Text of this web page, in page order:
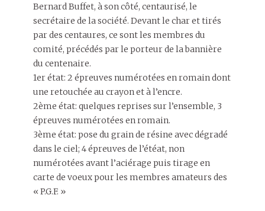
Bernard Buffet, à son côté, centaurisé, le
secrétaire de la société. Devant le char et tirés
par des centaures, ce sont les membres du
comité, précédés par le porteur de la bannière
du centenaire.
1er état: 2 épreuves numérotées en romain dont
une retouchée au crayon et à l’encre.
2ème état: quelques reprises sur l’ensemble, 3
épreuves numérotées en romain.
3ème état: pose du grain de résine avec dégradé
dans le ciel; 4 épreuves de l’étéat, non
numérotées avant l’aciérage puis tirage en
carte de voeux pour les membres amateurs des
« P.G.F. »